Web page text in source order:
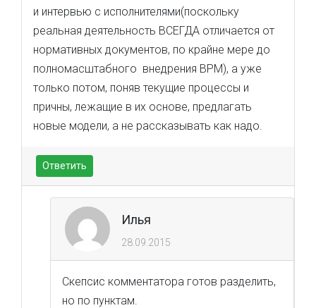
и интервью с исполнителями(поскольку
реальная деятельность ВСЕГДА отличается от
нормативных документов, по крайне мере до
полномасштабного внедрения BPM), а уже
только потом, поняв текущие процессы и
причны, лежащие в их основе, предлагать
новые модели, а не рассказывать как надо.
Ответить
Илья
28.09.2015
Скепсис комментатора готов разделить,
но по пунктам.